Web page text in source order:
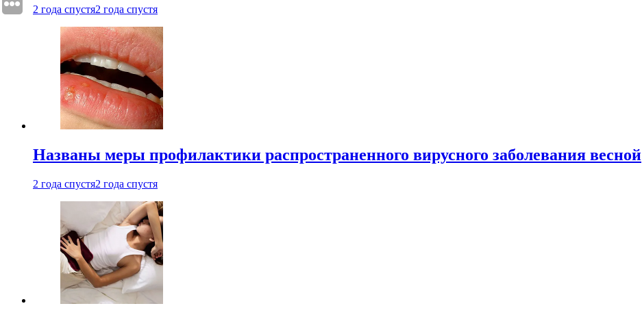
2 года спустя2 года спустя
Названы меры профилактики распространенного вирусного заболевания весной
2 года спустя2 года спустя